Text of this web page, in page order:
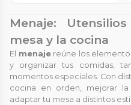
Menaje:
mesa y la cocina
El menajereúne los
y organizar tus comidas,
momentos especiales. Con
cocina en orden, mejorar
adaptar tu mesa a distintos